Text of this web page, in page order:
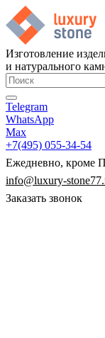
Изготовление
и натурального
Telegram
WhatsApp
Max
+7(495) 055-34-54
Ежедневно, кроме
info@luxury-
Заказать звонок